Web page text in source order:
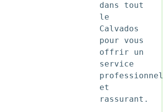
dans tout
le
Calvados
pour vous
offrir un
service
professionnel
et
rassurant.